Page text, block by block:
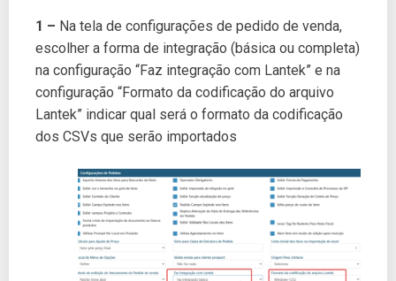
1 – Na tela de configurações de pedido de venda,
escolher a forma de integração (básica ou completa)
na configuração “Faz integração com Lantek” e na
configuração “Formato da codificação do arquivo
Lantek” indicar qual será o formato da codificação
dos CSVs que serão importados